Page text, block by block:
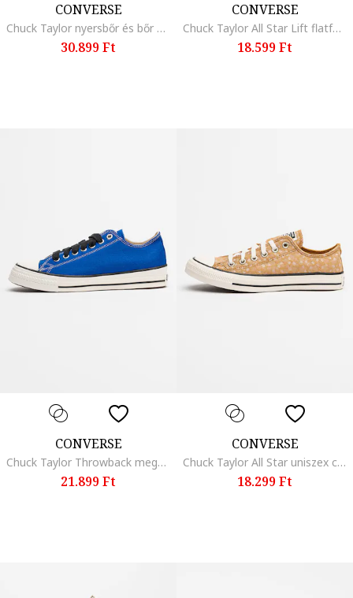
CONVERSE
Chuck Taylor nyersbőr és bőr sneaker, Pezsgőbézs
30.899 Ft
CONVERSE
Chuck Taylor All Star Lift flatform cipő, Fekete
18.599 Ft
CONVERSE
Chuck Taylor Throwback megerősített orrú uniszex cipő, Kék
21.899 Ft
CONVERSE
Chuck Taylor All Star uniszex cipő, Bézs
18.299 Ft